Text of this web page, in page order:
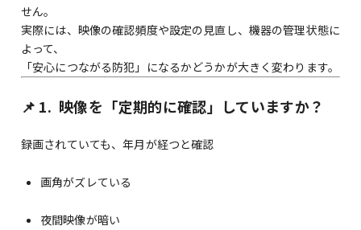
せん。
実際には、映像の確認頻度や設定の見直し、機器の管理状態に
よって、
「安心につながる防犯」になるかどうかが大きく変わります。
📌 1. 映像を「定期的に確認」していますか？
録画されていても、年月が経つと確認
画角がズレている
夜間映像が暗い